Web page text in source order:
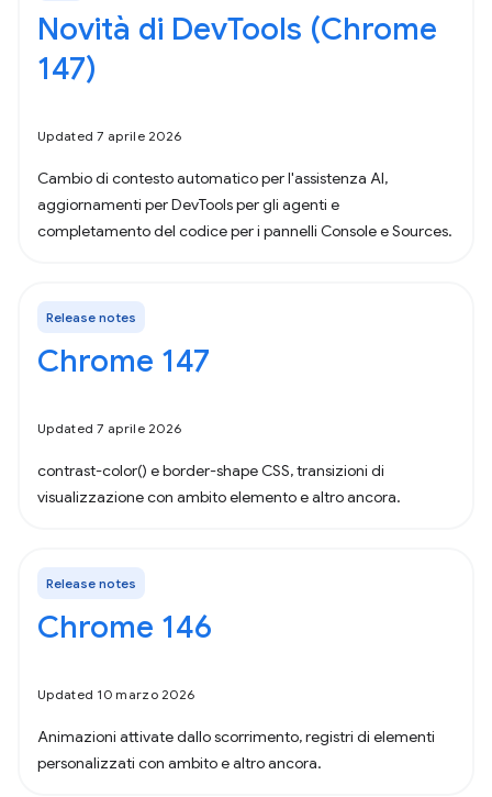
Novità di DevTools (Chrome
147)
Updated 7 aprile 2026
Cambio di contesto automatico per l'assistenza AI,
aggiornamenti per DevTools per gli agenti e
completamento del codice per i pannelli Console e Sources.
Release notes
Chrome 147
Updated 7 aprile 2026
contrast-color() e border-shape CSS, transizioni di
visualizzazione con ambito elemento e altro ancora.
Release notes
Chrome 146
Updated 10 marzo 2026
Animazioni attivate dallo scorrimento, registri di elementi
personalizzati con ambito e altro ancora.